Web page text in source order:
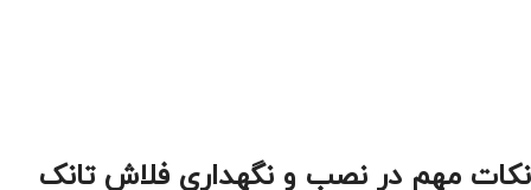
نکات مهم در نصب و نگهداری فلاش تانک